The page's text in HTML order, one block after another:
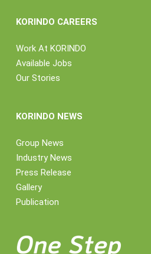
KORINDO CAREERS
Work At KORINDO
Available Jobs
Our Stories
KORINDO NEWS
Group News
Industry News
Press Release
Gallery
Publication